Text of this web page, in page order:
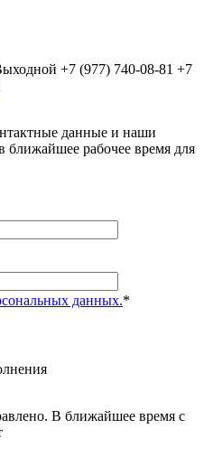
+7 (977) 740-08-81 +7
данные и наши
ближайшее рабочее время для
данных.*
В ближайшее время с